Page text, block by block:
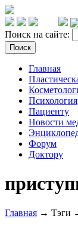
Поиск на сайте:
Главная
Психология
Пациенту
Новости
Форум
Доктору
Главная → Тэги